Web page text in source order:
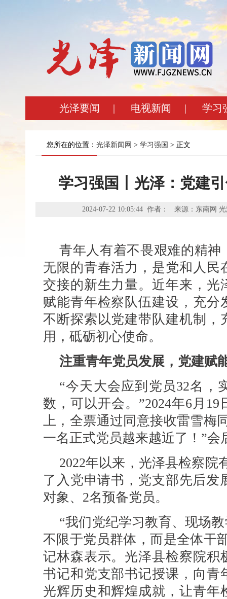
光泽要闻 | 电视新闻 | 学习
您所在的位置： 光泽新闻网 > 学习强国 > 正文
学习强国丨光泽：党建
2024-07-22 10:05:44 作者： 来源：东南网
青年人有着不畏艰难的精
无限的青春活力，是党和人
交接的新生力量。近年来，
赋能青年检察队伍建设，充
不断探索以党建带队建机制，
用，砥砺初心使命。
注重青年党员发展，党建赋
“今天大会应到党员32名，
数，可以开会。”2024年6月
上，全票通过同意接收雷雪梅
一名正式党员越来越近了！”
2022年以来，光泽县检察院
了入党申请书，党支部先后发
对象、2名预备党员。
“我们党纪学习教育、现场
不限于党员群体，而是全体干
记林森表示。光泽县检察院积
书记和党支部书记授课，向青
光辉历史和辉煌成就，让青